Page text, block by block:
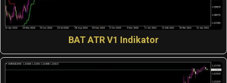
BAT ATR V1 Indikator